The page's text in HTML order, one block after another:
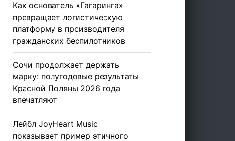
Как основатель «Гагаринга»
превращает логистическую
платформу в производителя
гражданских беспилотников
Сочи продолжает держать
марку: полугодовые результаты
Красной Поляны 2026 года
впечатляют
Лейбл JoyHeart Music
показывает пример этичного